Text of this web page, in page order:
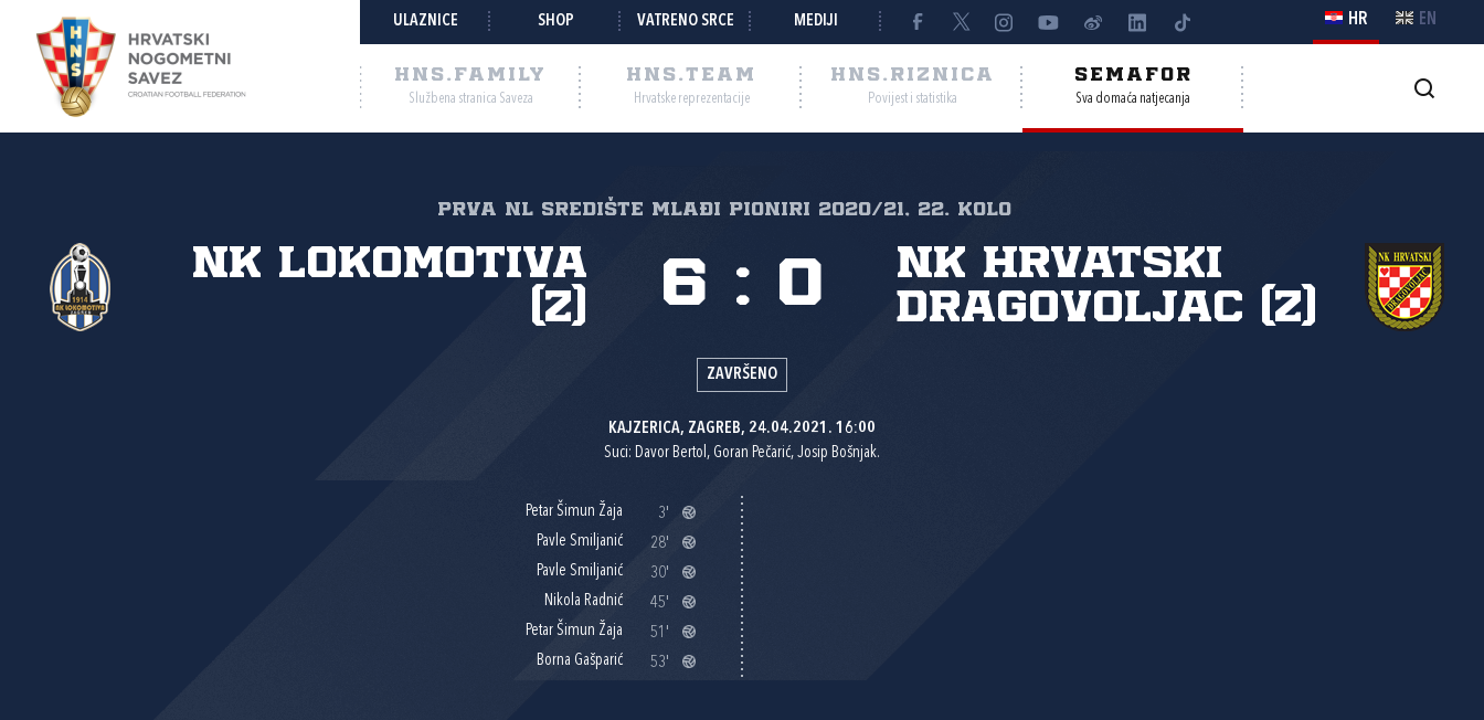
ULAZNICE SHOP VATRENO SRCE MEDIJI HR EN
HNS.FAMILY
Službena stranica Saveza
HNS.TEAM
Hrvatske reprezentacije
HNS.RIZNICA
Povijest i statistika
SEMAFOR
Sva domaća natjecanja
Prva NL Središte mlađi pioniri 2020/21, 22. kolo
NK Lokomotiva
(Z)
NK Hrvatski
dragovoljac (Z)
6 : 0
ZAVRŠENO
KAJZERICA, ZAGREB, 24.04.2021. 16:00
Suci: Davor Bertol, Goran Pečarić, Josip Bošnjak.
Petar Šimun Žaja
3'
Pavle Smiljanić
28'
Pavle Smiljanić
30'
Nikola Radnić
45'
Petar Šimun Žaja
51'
Borna Gašparić
53'